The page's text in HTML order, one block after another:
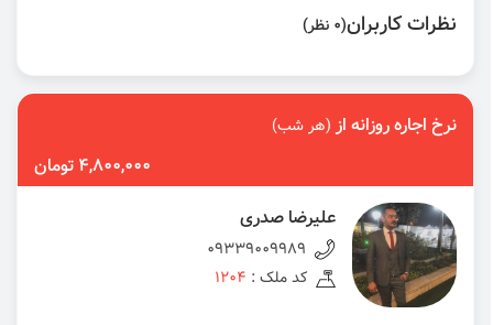
نظرات کاربران(0 نظر)
نرخ اجاره روزانه از(هر شب)
4,800,000 تومان
علیرضا صدری
09339009989
کد ملک : 1204